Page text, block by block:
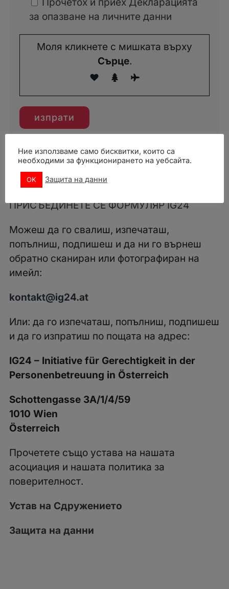
за опазване на личните данни
Моля кликнете с мишката върху
Сърце.
Можеш да използваш и формуляра като
PDF:
ПРИСЪЕДИНЕТЕ СЕ ФОРМУЛЯР IG24
Можеш да го свалиш, изпечаташ,
попълниш, подпишеш и да ни го върнеш
обратно сканиран или фотографиран на
имейл:
kontakt@ig24.at
Или: да го изпечаташ, попълниш, подпишеш
и да го изпратиш по пощата на адрес:
IG24 – Initiative für Gerechtigkeit in der
Personenbetreuung in Österreich
Schottengasse 3A/1/4/59
1010 Wien
Österreich
Прочетете също устава на нашата
асоциация и нашата политика за
поверителност.
Устав на Сдружението
Защита на данни
Ние използваме само бисквитки, които са
необходими за функционирането на уебсайта.
OK Защита на данни